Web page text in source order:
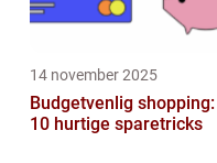
14 november 2025
Budgetvenlig shopping:
10 hurtige sparetricks